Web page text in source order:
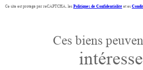
Ce site est protégé par reCAPTCHA, les Politiques de Confidentialité et es
Ces biens